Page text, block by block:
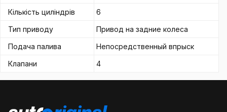
Кількість циліндрів
6
Тип приводу
Привод на задние колеса
Подача палива
Непосредственный впрыск
Клапани
4